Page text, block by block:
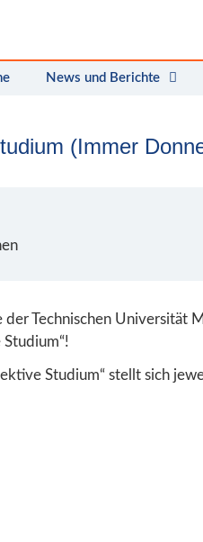
News und Berichte
(Immer
Technischen Universität
Studium“ stellt sich